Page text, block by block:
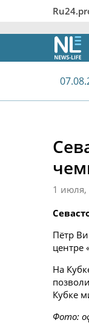
1 июля,
Пётр
центре
На
Кубке
Фото: